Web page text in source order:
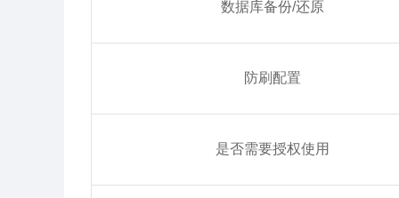
数据库备份/还原
防刷配置
是否需要授权使用